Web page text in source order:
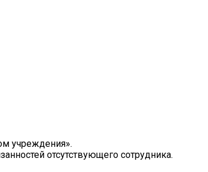
учреждения».
отсутствующего сотрудника.